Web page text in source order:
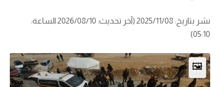
نشر بتاريخ: 2025/11/08 (آخر تحديث: 2026/08/10 الساعة:
05:10)
🖼️